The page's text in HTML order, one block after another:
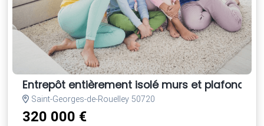
Entrepôt entièrement isolé murs et plafonds
Saint-Georges-de-Rouelley 50720
320 000 €